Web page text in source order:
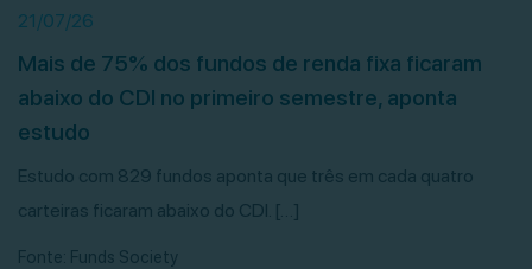
21/07/26
Mais de 75% dos fundos de renda fixa ficaram
abaixo do CDI no primeiro semestre, aponta
estudo
Estudo com 829 fundos aponta que três em cada quatro
carteiras ficaram abaixo do CDI. […]
Fonte: Funds Society